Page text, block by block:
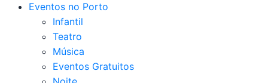
Eventos no Porto
Infantil
Teatro
Música
Eventos Gratuitos